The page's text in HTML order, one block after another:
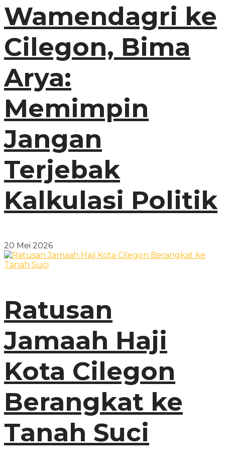
Wamendagri ke
Cilegon, Bima
Arya:
Memimpin
Jangan
Terjebak
Kalkulasi Politik
20 Mei 2026
Ratusan
Jamaah Haji
Kota Cilegon
Berangkat ke
Tanah Suci